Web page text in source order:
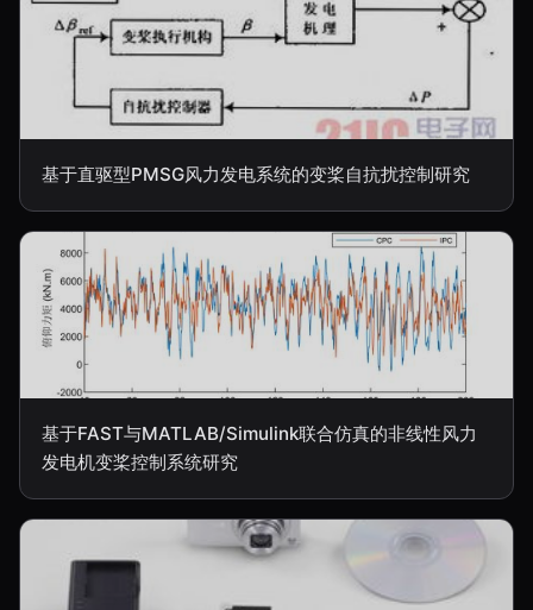
基于直驱型PMSG风力发电系统的变桨自抗扰控制研究
基于FAST与MATLAB/Simulink联合仿真的非线性风力
发电机变桨控制系统研究